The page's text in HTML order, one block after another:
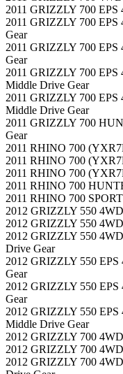
2011 GRIZZLY 700
2011 GRIZZLY 700
Gear
2011 GRIZZLY 700
Gear
2011 GRIZZLY 700
Middle Drive Gear
2011 GRIZZLY 700
Middle Drive Gear
2011 GRIZZLY 700
Gear
2011 RHINO 700
2011 RHINO 700
2011 RHINO 700
2011 RHINO 700
2011 RHINO 700
2012 GRIZZLY 550
2012 GRIZZLY 550
2012 GRIZZLY 550
Drive Gear
2012 GRIZZLY 550
Gear
2012 GRIZZLY 550
Gear
2012 GRIZZLY 550
Middle Drive Gear
2012 GRIZZLY 700
2012 GRIZZLY 700
2012 GRIZZLY 700